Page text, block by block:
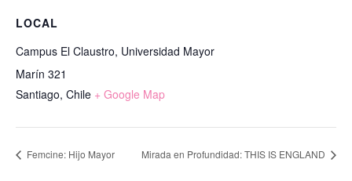
LOCAL
Campus El Claustro, Universidad Mayor
Marín 321
Santiago, Chile + Google Map
Femcine: Hijo Mayor Mirada en Profundidad: THIS IS ENGLAND